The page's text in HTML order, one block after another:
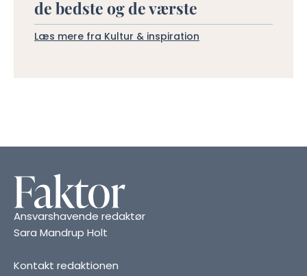
de bedste og de værste
Læs mere fra Kultur & inspiration
Ansvarshavende redaktør
Sara Mandrup Holt
Kontakt redaktionen